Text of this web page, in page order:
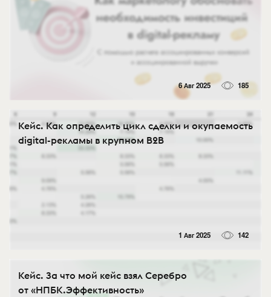
6 Авг 2025 185
Кейс. Как определить цикл сделки и окупаемость
digital-рекламы в крупном B2B
1 Авг 2025 142
Кейс. За что мой кейс взял Серебро
от «НПБК.Эффективность»